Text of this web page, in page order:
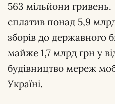
563 мільйони гривень.
сплатив понад 5,9
зборів до державного
майже 1,7 млрд грн у
будівництво мереж
Україні.